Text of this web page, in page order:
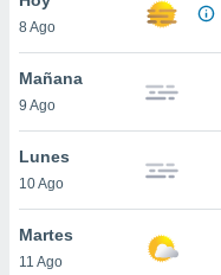
en
más
nuestra
de
8 Ago
Mañana
9 Ago
Lunes
10 Ago
Martes
11 Ago